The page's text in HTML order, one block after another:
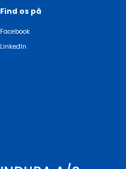
Find os på
Facebook
LinkedIn